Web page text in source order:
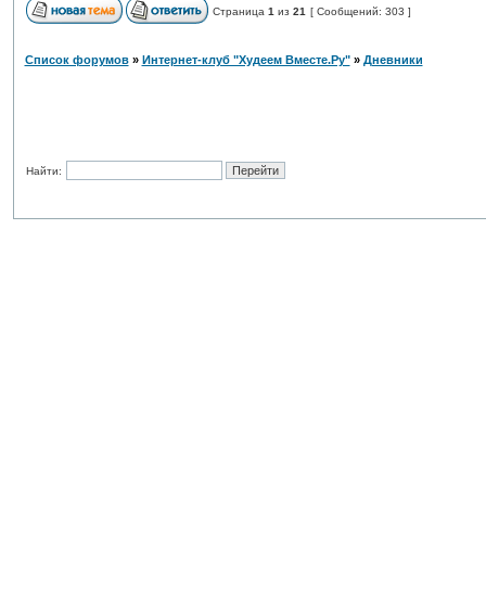
Страница 1 из 21 [ Сообщений: 303 ]
Список форумов» Интернет-клуб "Худеем Вместе.Ру"» Дневники
Найти: